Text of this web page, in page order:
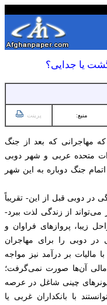
یا جدایی؟
منبع: پرینت
مهاجرانی که بعد از جنگ
متحده عربی و شهر دوبی
جنگ دوباره به این شهر
در دوبی قبل از این- تقریباً
می‌تواند از زندگی لذت ببرد-
پروازهای فراوان و
در دوبی را برای مهاجران
مالیات بر درآمد نیز مواجه
آن‌ها صورت نمی‌گرفت؛
چینی شاغل در عرصه
با بانکداران غربی یا